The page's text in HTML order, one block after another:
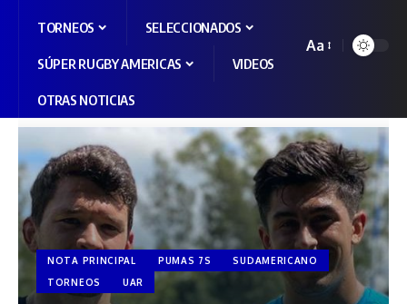
TORNEOS SELECCIONADOS
SÚPER RUGBY AMERICAS VIDEOS
OTRAS NOTICIAS
Aa
NOTA PRINCIPAL PUMAS 7S
SUDAMERICANO
TORNEOS
UAR